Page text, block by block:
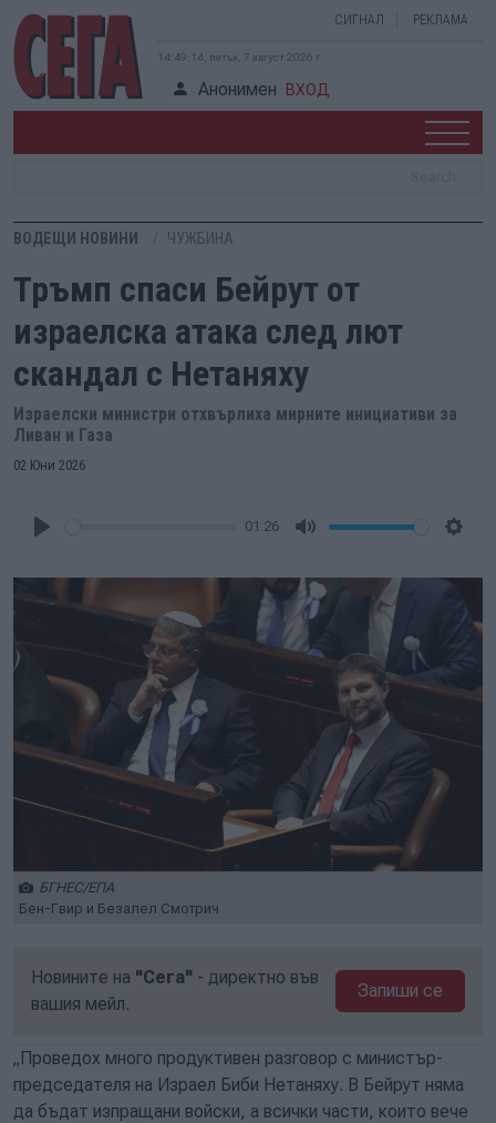
СИГНАЛ РЕКЛАМА
14:49:15, петък, 7 август 2026 г.
Анонимен ВХОД
ВОДЕЩИ НОВИНИ ЧУЖБИНА
Тръмп спаси Бейрут от
израелска атака след лют
скандал с Нетаняху
Израелски министри отхвърлиха мирните инициативи за
Ливан и Газа
02 Юни 2026
01:26
БГНЕС/ЕПА
Бен-Гвир и Безалел Смотрич
Новините на "Сега" - директно във
вашия мейл.
Запиши се
„Проведох много продуктивен разговор с министър-
председателя на Израел Биби Нетаняху. В Бейрут няма
да бъдат изпращани войски, а всички части, които вече